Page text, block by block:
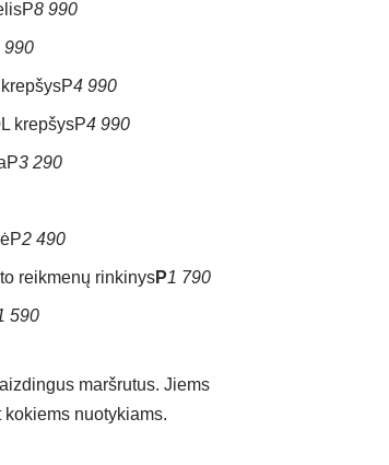
P8 990
990
P4 990
krepšysP4 990
P3 290
P2 490
reikmenų rinkinysP1 790
590
maršrutus. Jiems
nuotykiams.